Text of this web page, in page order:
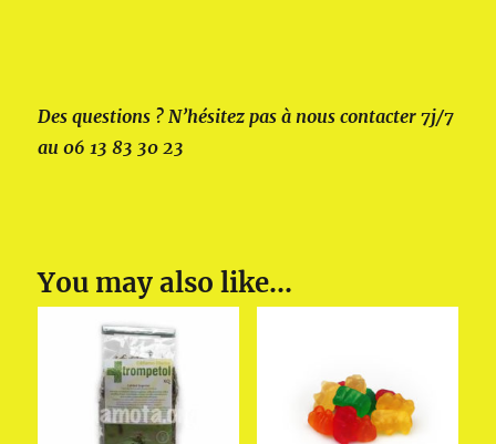
Des questions ? N’hésitez pas à nous contacter 7j/7
au 06 13 83 30 23
You may also like…